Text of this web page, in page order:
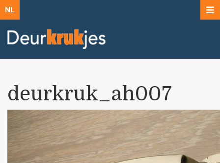
NL
deurkruk_ah007